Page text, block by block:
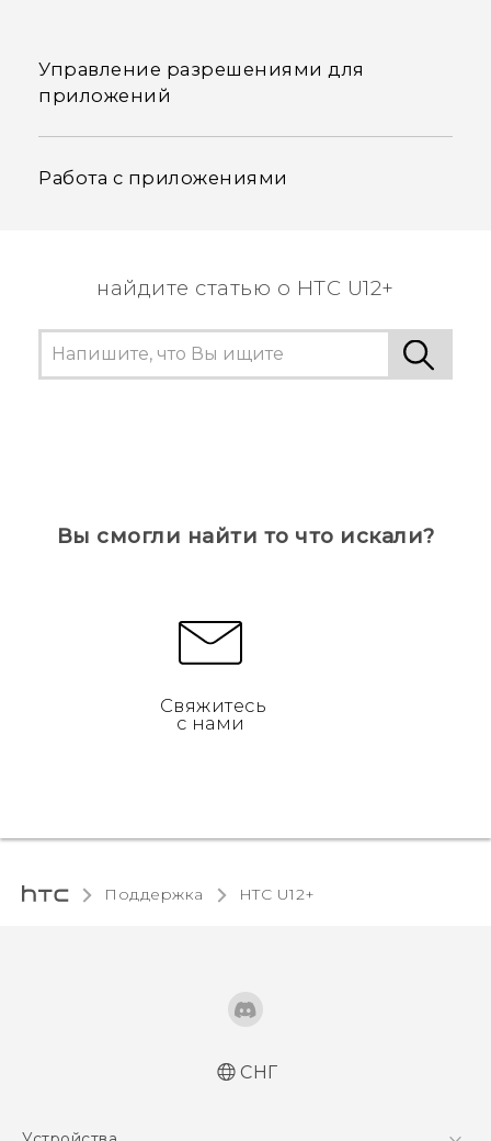
Управление разрешениями для
приложений
Работа с приложениями
найдите статью о HTC U12+
Вы смогли найти то что искали?
Свяжитесь
с нами
Поддержка HTC U12+‎
СНГ